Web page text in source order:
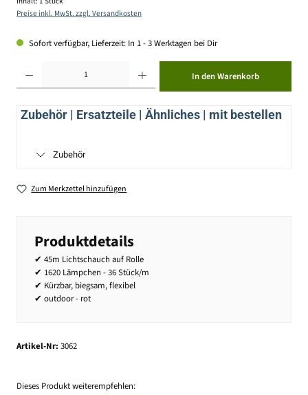
Preise inkl. MwSt. zzgl. Versandkosten
Sofort verfügbar, Lieferzeit: In 1 - 3 Werktagen bei Dir
In den Warenkorb
Zubehör | Ersatzteile | Ähnliches | mit bestellen
Zubehör
Zum Merkzettel hinzufügen
Produktdetails
✔ 45m Lichtschauch auf Rolle
✔ 1620 Lämpchen - 36 Stück/m
✔ Kürzbar, biegsam, flexibel
✔ outdoor - rot
Artikel-Nr: 3062
Dieses Produkt weiterempfehlen: